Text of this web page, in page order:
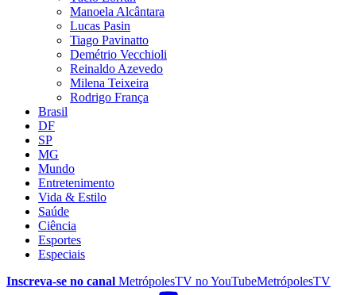
Manoela Alcântara
Lucas Pasin
Tiago Pavinatto
Demétrio Vecchioli
Reinaldo Azevedo
Milena Teixeira
Rodrigo França
Brasil
DF
SP
MG
Mundo
Entretenimento
Vida & Estilo
Saúde
Ciência
Esportes
Especiais
Inscreva-se no canal MetrópolesTV noYouTubeMetrópolesTV